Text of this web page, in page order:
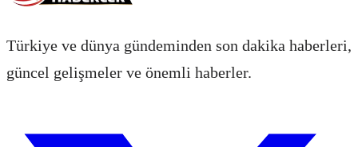
Türkiye ve dünya gündeminden son dakika haberleri,
güncel gelişmeler ve önemli haberler.